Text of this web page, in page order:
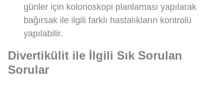
günler için kolonoskopi planlaması yapılarak
bağırsak ile ilgili farklı hastalıkların kontrolü
yapılabilir.
Divertikülit ile İlgili Sık Sorulan
Sorular